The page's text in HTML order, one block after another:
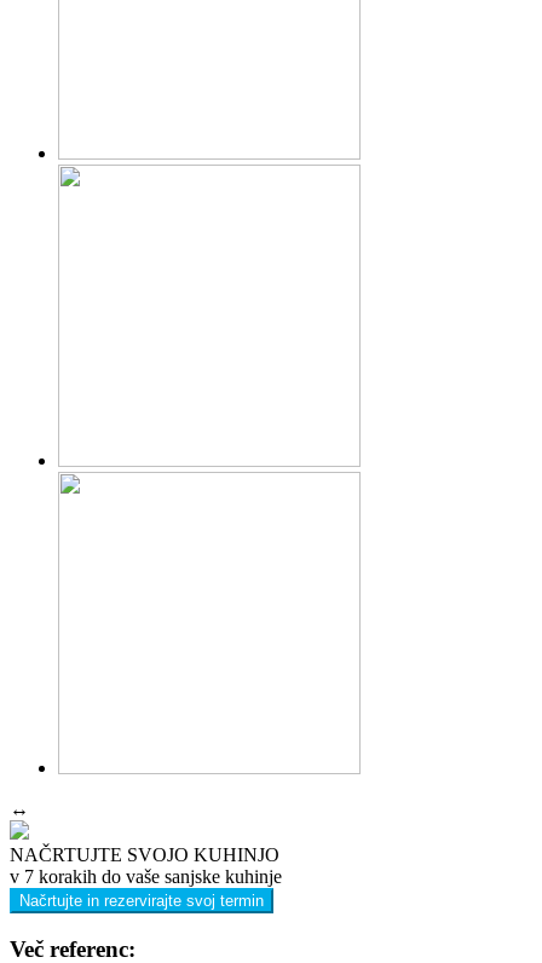
↔
NAČRTUJTE SVOJO KUHINJO
v 7 korakih do vaše sanjske kuhinje
Načrtujte in rezervirajte svoj termin
Več referenc: